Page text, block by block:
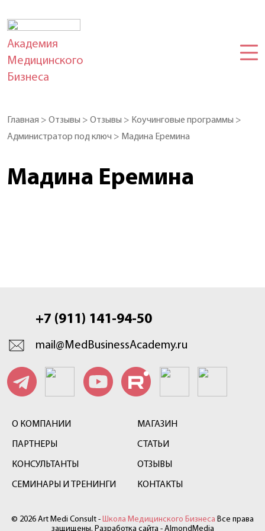
Академия
Медицинского
Бизнеса
Главная > Отзывы > Отзывы > Коучинговые программы >
Администратор под ключ > Мадина Еремина
Мадина Еремина
+7 (911) 141-94-50
mail@MedBusinessAcademy.ru
О КОМПАНИИ
ПАРТНЕРЫ
КОНСУЛЬТАНТЫ
СЕМИНАРЫ И ТРЕНИНГИ
МАГАЗИН
СТАТЬИ
ОТЗЫВЫ
КОНТАКТЫ
© 2026 Art Medi Consult - Школа Медицинского Бизнеса Все права
защищены. Разработка сайта - AlmondMedia